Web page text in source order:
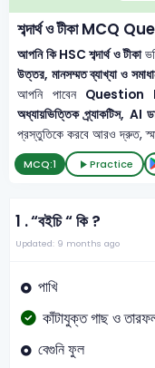
শব্দার্থ ও টীকা
আপনি কি HSC শব্দার্থ ও টীকা
উত্তর, মানসম্মত ব্যাখ্যা ও
আপনি পাবেন Question
অধ্যায়ভিত্তিক প্র্যাকটিস, AI
প্রস্তুতিকে করবে আরও দ্রুত,
MCQ:1 Practice
1 .“বইচি “ কি ?
Updated: 9 months ago
পাখি
কাঁটাযুক্ত গাছ ও
বেগুনি ফুল